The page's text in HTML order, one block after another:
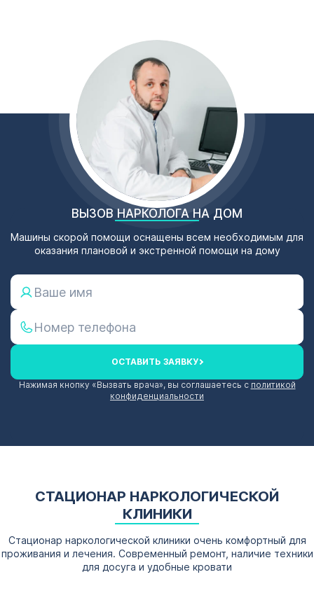
ВЫЗОВ НАРКОЛОГА НА ДОМ
Машины скорой помощи оснащены всем необходимым для
оказания плановой и экстренной помощи на дому
ОСТАВИТЬ ЗАЯВКУ
Нажимая кнопку «Вызвать врача», вы соглашаетесь с политикой
конфиденциальности
СТАЦИОНАР НАРКОЛОГИЧЕСКОЙ
КЛИНИКИ
Стационар наркологической клиники очень комфортный для
проживания и лечения. Современный ремонт, наличие техники
для досуга и удобные кровати